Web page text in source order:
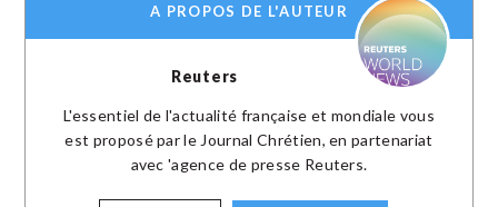
A PROPOS DE L'AUTEUR
Reuters
L'essentiel de l'actualité française et mondiale vous
est proposé par le Journal Chrétien, en partenariat
avec 'agence de presse Reuters.